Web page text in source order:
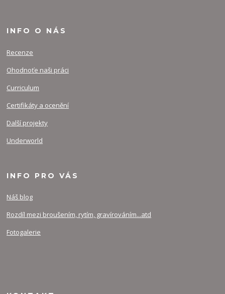
INFO O NÁS
Recenze
Ohodnoťe naši práci
Curriculum
Certifikáty a ocenění
Další projekty
Underworld
INFO PRO VÁS
Náš blog
Rozdíl mezi broušením, rytím, gravírováním...atd
Fotogalerie